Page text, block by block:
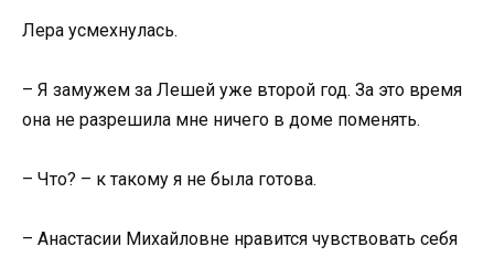
Лера усмехнулась.
– Я замужем за Лешей уже второй год. За это время
она не разрешила мне ничего в доме поменять.
– Что? – к такому я не была готова.
– Анастасии Михайловне нравится чувствовать себя